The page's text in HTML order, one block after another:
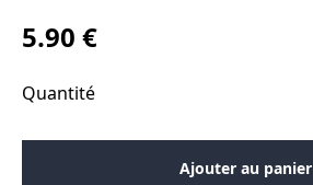
5.90 €
Quantité
Ajouter au panier